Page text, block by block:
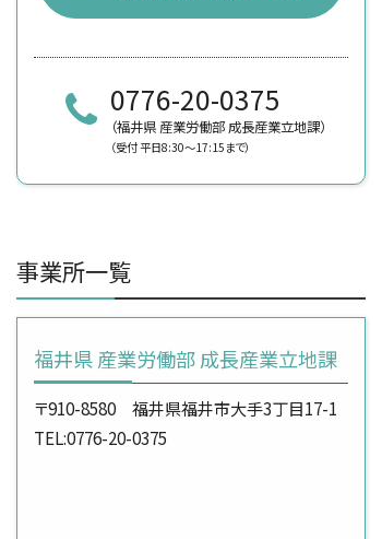
0776-20-0375
（福井県 産業労働部 成長産業立地課）
（受付 平日8:30～17:15まで）
事業所一覧
福井県 産業労働部 成長産業立地課
〒910-8580 福井県福井市大手3丁目17-1
TEL:0776-20-0375